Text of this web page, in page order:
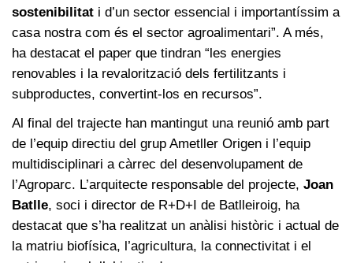
sostenibilitat i d’un sector essencial i importantíssim a
casa nostra com és el sector agroalimentari”. A més,
ha destacat el paper que tindran “les energies
renovables i la revalorització dels fertilitzants i
subproductes, convertint-los en recursos”.
Al final del trajecte han mantingut una reunió amb part
de l’equip directiu del grup Ametller Origen i l’equip
multidisciplinari a càrrec del desenvolupament de
l’Agroparc. L’arquitecte responsable del projecte, Joan
Batlle, soci i director de R+D+I de Batlleiroig, ha
destacat que s’ha realitzat un anàlisi històric i actual de
la matriu biofísica, l’agricultura, la connectivitat i el